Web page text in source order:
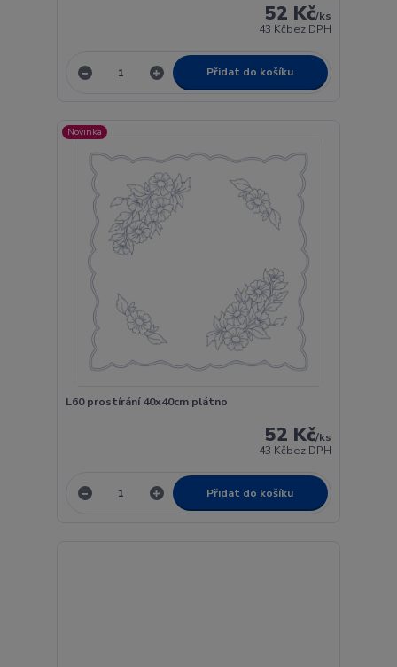
52 Kč/ks
43 Kčbez DPH
Přidat do košíku
Novinka
L60 prostírání 40x40cm plátno
52 Kč/ks
43 Kčbez DPH
Přidat do košíku